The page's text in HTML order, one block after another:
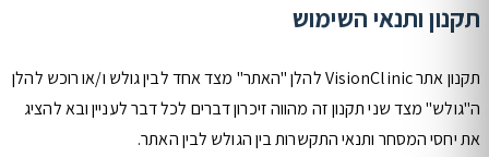
תקנון ותנאי השימוש
תקנון אתר VisionClinic להלן "האתר" מצד אחד לבין גולש ו/או רוכש להלן
ה"גולש" מצד שני תקנון זה מהווה זיכרון דברים לכל דבר לעניין ובא להציג
את יחסי המסחר ותנאי התקשרות בין הגולש לבין האתר.